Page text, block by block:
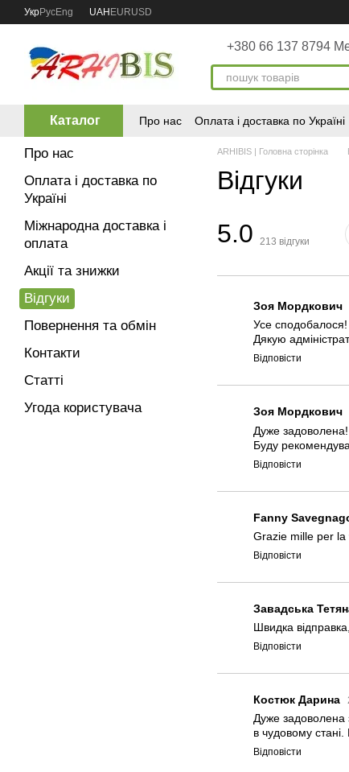
Перейти до основного контенту
УкрРусEng UAH EURUSD
+380 66 137 8794
Каталог Про нас Оплата і доставка по Україні
ARHIBIS | Головна сторінка
Відгуки
5.0
213 відгуки
Зоя Мордкович
Усе сподобалося!
Дякую
Відповісти
Зоя Мордкович
Дуже задоволена!
Буду
Відповісти
Fanny
Grazie mille per la
Відповісти
Завадська
Швидка
Відповісти
Костюк Дарина
Дуже задоволена
в чудовому
Відповісти
Про нас
Оплата і доставка по
Україні
Міжнародна доставка і
оплата
Акції та знижки
Відгуки
Повернення та обмін
Контакти
Статті
Угода користувача